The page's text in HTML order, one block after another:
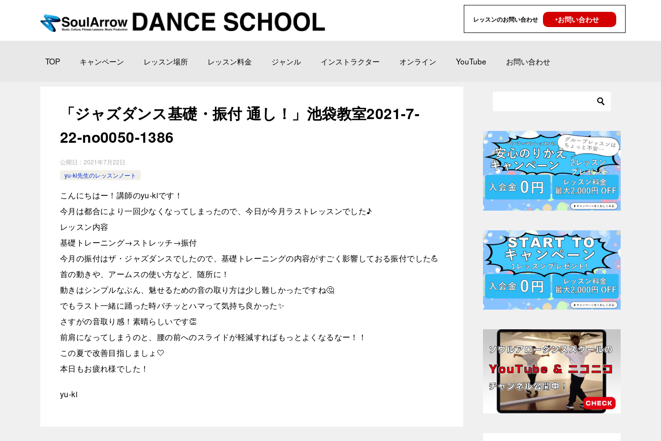
レッスンのお問い合わせ ‣お問い合わせ
TOP キャンペーン レッスン場所 レッスン料金 ジャンル インストラクター オンライン YouTube お問い合わせ
「ジャズダンス基礎・振付 通し！」池袋教室2021-7-
22-­no0050-1386
公開日： 2021年7月22日
yu-ki先生のレッスンノート
こんにちはー！講師のyu-kiです！
今月は都合により一回少なくなってしまったので、今日が今月ラストレッスンでした♪
レッスン内容
基礎トレーニング→ストレッチ→振付
今月の振付はザ・ジャズダンスでしたので、基礎トレーニングの内容がすごく影響しておる振付でした💪
首の動きや、アームスの使い方など、随所に！
動きはシンプルなぶん、魅せるための音の取り方は少し難しかったですね🤔
でもラスト一緒に踊った時バチッとハマって気持ち良かった✨
さすがの音取り感！素晴らしいです👏
前肩になってしまうのと、腰の前へのスライドが軽減すればもっとよくなるなー！！
この夏で改善目指しましょ🤍
本日もお疲れ様でした！
yu-ki